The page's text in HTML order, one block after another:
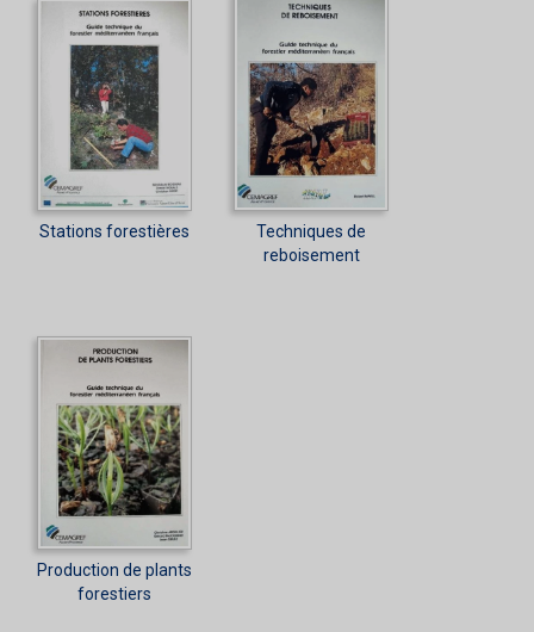
Stations forestières
Techniques de
reboisement
Production de plants
forestiers